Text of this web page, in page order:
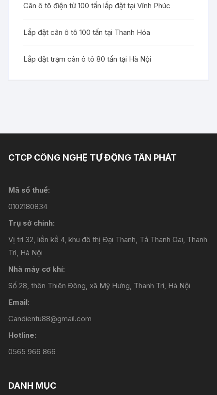
Cân ô tô điện tử 100 tấn lắp đặt tại Vĩnh Phúc
Lắp đặt cân ô tô 100 tấn tại Thanh Hóa
Lắp đặt trạm cân ô tô 80 tấn tại Hà Nội
CTCP CÔNG NGHỆ TỰ ĐỘNG TÂN PHÁT
Mã số thuế:
0102180834
Trụ sở chính:
Vị trí 32, liền kề 4, khu đô thị Đại Thanh, Tả Thanh Oai, Thanh
Trì, Hà Nội
Nhà máy cơ khí:
Số 28, thôn Thiên Đông, xã Mỹ Hưng, Thanh Trì, Hà Nội
Email:
Candientu88@gmail.com
Hotline:
0565 966 866
DANH MỤC